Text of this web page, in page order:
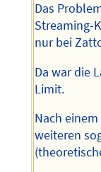
Das
Streaming-
nur bei
Da war die
Limit.
Nach
weiteren